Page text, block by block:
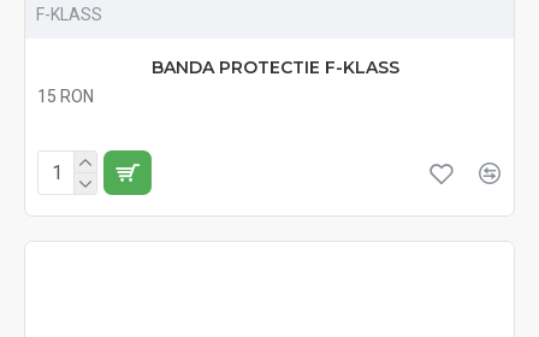
F-KLASS
BANDA PROTECTIE F-KLASS
15 RON